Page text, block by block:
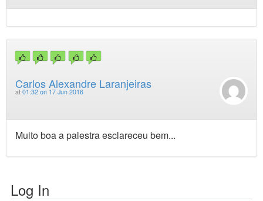
Carlos Alexandre Laranjeiras
at 01:32 on 17 Jun 2016
Muito boa a palestra esclareceu bem...
Log In